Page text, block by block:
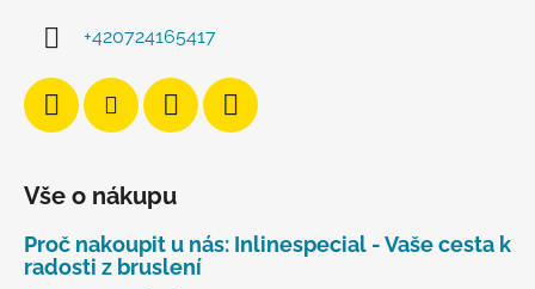
+420724165417
Vše o nákupu
Proč nakoupit u nás: Inlinespecial - Vaše cesta k
radosti z bruslení